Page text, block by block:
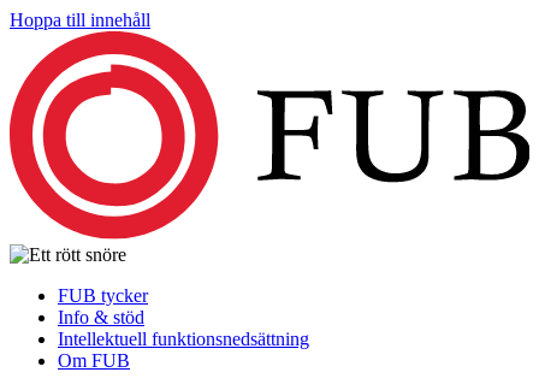
Hoppa till innehåll
FUB tycker
Info & stöd
Intellektuell funktionsnedsättning
Om FUB